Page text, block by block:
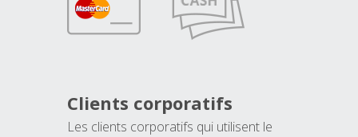
Clients corporatifs
Les clients corporatifs qui utilisent le